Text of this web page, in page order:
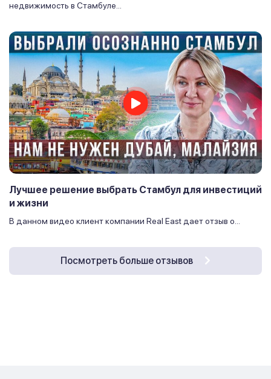
недвижимость в Стамбуле...
Лучшее решение выбрать Стамбул для инвестиций
и жизни
В данном видео клиент компании Real East дает отзыв о...
Посмотреть больше отзывов